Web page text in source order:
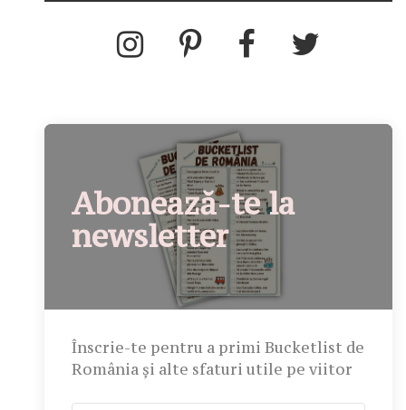
Abonează-te la
newsletter
Înscrie-te pentru a primi Bucketlist de
România și alte sfaturi utile pe viitor